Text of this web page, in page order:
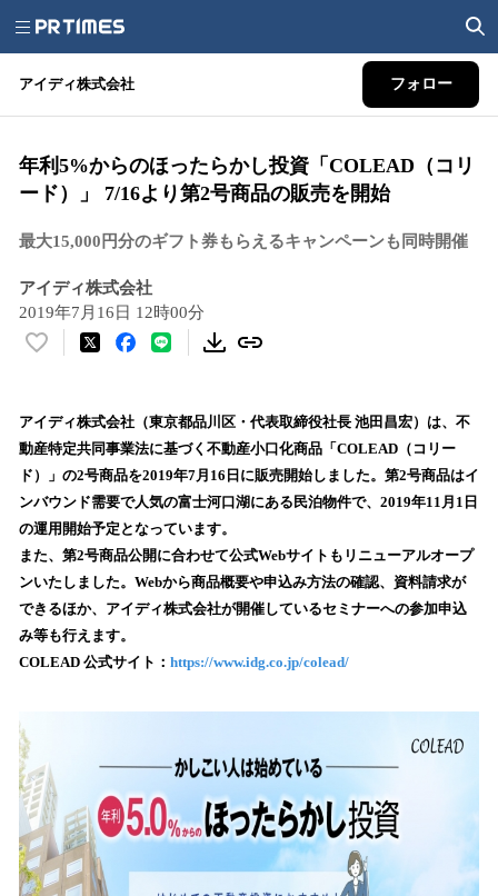
アイディ株式会社 フォロー
年利5%からのほったらかし投資「COLEAD（コリ
ード）」 7/16より第2号商品の販売を開始
最大15,000円分のギフト券もらえるキャンペーンも同時開催
アイディ株式会社
2019年7月16日 12時00分
い
！
数
を
読
込
み
中
で
す
アイディ株式会社（東京都品川区・代表取締役社長 池田昌宏）は、不
動産特定共同事業法に基づく不動産小口化商品「COLEAD（コリー
ド）」の2号商品を2019年7月16日に販売開始しました。第2号商品はイ
ンバウンド需要で人気の富士河口湖にある民泊物件で、2019年11月1日
の運用開始予定となっています。
また、第2号商品公開に合わせて公式Webサイトもリニューアルオープ
ンいたしました。Webから商品概要や申込み方法の確認、資料請求が
できるほか、アイディ株式会社が開催しているセミナーへの参加申込
み等も行えます。
COLEAD 公式サイト： https://www.idg.co.jp/colead/